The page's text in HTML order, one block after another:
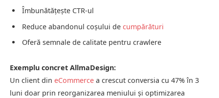
Îmbunătățește CTR-ul
Reduce abandonul coșului de cumpărături
Oferă semnale de calitate pentru crawlere
Exemplu concret AllmaDesign:
Un client din eCommerce a crescut conversia cu 47% în 3
luni doar prin reorganizarea meniului și optimizarea